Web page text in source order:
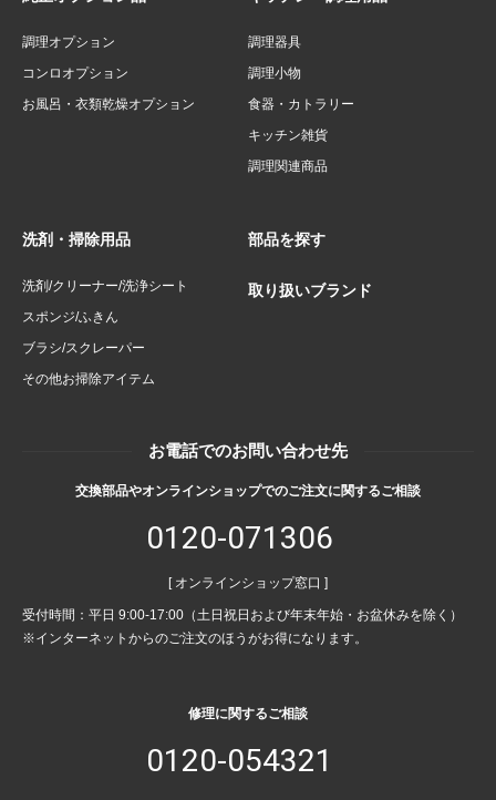
調理オプション
コンロオプション
お風呂・衣類乾燥オプション
調理器具
調理小物
食器・カトラリー
キッチン雑貨
調理関連商品
洗剤・掃除用品
洗剤/クリーナー/洗浄シート
スポンジ/ふきん
ブラシ/スクレーパー
その他お掃除アイテム
部品を探す
取り扱いブランド
お電話でのお問い合わせ先
交換部品やオンラインショップでのご注文に関するご相談
0120-071306
[ オンラインショップ窓口 ]
受付時間：平日 9:00-17:00（土日祝日および年末年始・お盆休みを除く）
※インターネットからのご注文のほうがお得になります。
修理に関するご相談
0120-054321